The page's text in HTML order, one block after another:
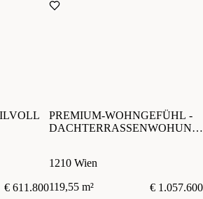
€ 611.800
PREMIUM-WOHNGEFÜHL -
DACHTERRASSENWOHUNG
1210 Wien
119,55 m²
€ 1.057.600